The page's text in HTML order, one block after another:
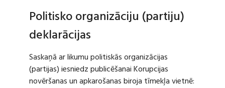
Politisko organizāciju (partiju)
deklarācijas
Saskaņā ar likumu politiskās organizācijas
(partijas) iesniedz publicēšanai Korupcijas
novēršanas un apkarošanas biroja tīmekļa vietnē: